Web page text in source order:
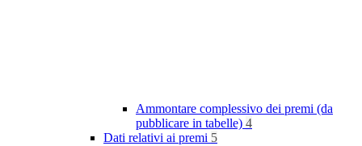
Ammontare complessivo dei premi (da
pubblicare in tabelle) 4
Dati relativi ai premi 5